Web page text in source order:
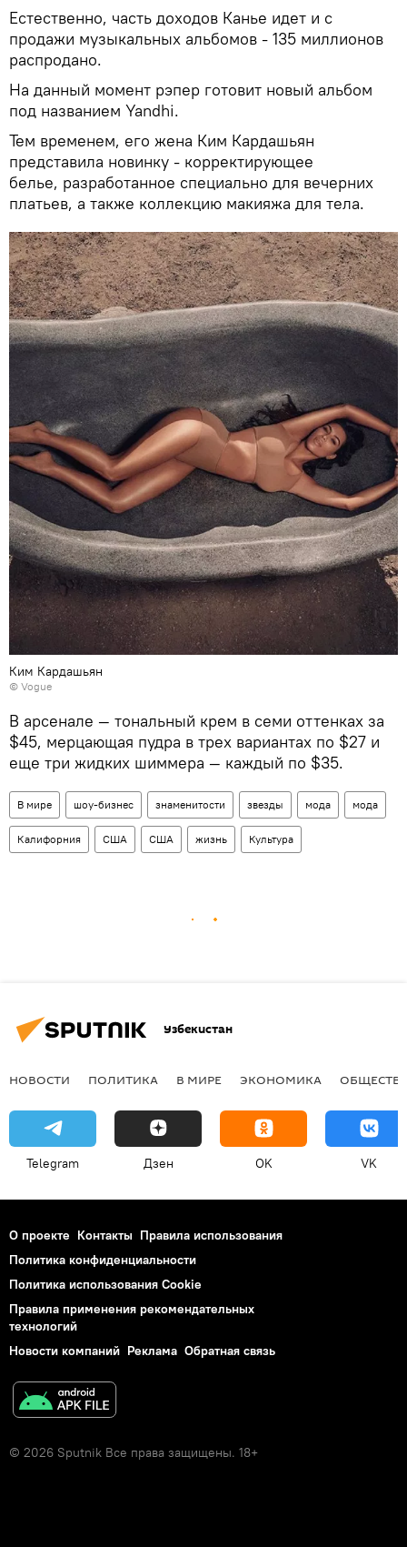
Естественно, часть доходов Канье идет и с
продажи музыкальных альбомов - 135 миллионов
распродано.
На данный момент рэпер готовит новый альбом
под названием Yandhi.
Тем временем, его жена Ким Кардашьян
представила новинку - корректирующее
белье, разработанное специально для вечерних
платьев, а также коллекцию макияжа для тела.
Ким Кардашьян
© Vogue
В арсенале — тональный крем в семи оттенках за
$45, мерцающая пудра в трех вариантах по $27 и
еще три жидких шиммера — каждый по $35.
В мире шоу-бизнес знаменитости звезды мода мода
Калифорния США США жизнь Культура
Узбекистан
НОВОСТИ ПОЛИТИКА В МИРЕ ЭКОНОМИКА
Telegram Дзен OK VK
О проекте Контакты Правила использования
Политика конфиденциальности
Политика использования Cookie
Правила применения рекомендательных
технологий
Новости компаний Реклама Обратная связь
© 2026 Sputnik Все права защищены. 18+